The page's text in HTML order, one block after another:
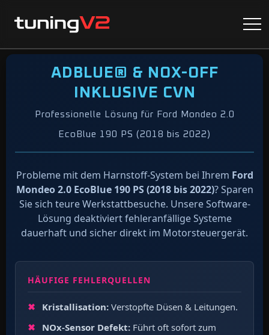
ADBLUE® & NOX-OFF
INKLUSIVE CVN
Professionelle Lösung für Ford Mondeo 2.0
EcoBlue 190 PS (2018 bis 2022)
Probleme mit dem Harnstoff-System bei Ihrem Ford
Mondeo 2.0 EcoBlue 190 PS (2018 bis 2022)? Sparen
Sie sich teure Werkstattbesuche. Unsere Software-
Lösung deaktiviert fehleranfällige Systeme
dauerhaft und sicher direkt im Motorsteuergerät.
HÄUFIGE FEHLERQUELLEN
Kristallisation: Verstopfte Düsen & Leitungen.
NOx-Sensor Defekt: Führt oft sofort zum